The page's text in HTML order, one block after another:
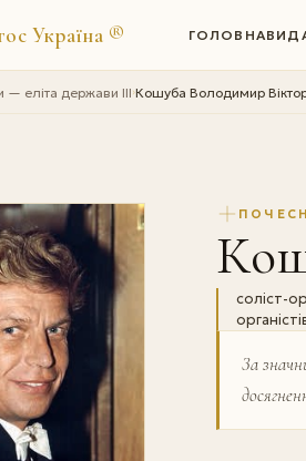
Україна ® ГОЛОВНА
— еліта держави III›Кошуба Володимир
соліст-
За